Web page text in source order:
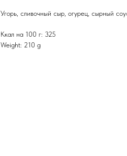
Угорь, сливочный сыр, огурец, сырный
Ккал на 100 г: 325
Weight: 210 g